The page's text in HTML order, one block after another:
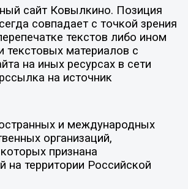
сайт Ковылкино. Позиция
совпадает с точкой зрения
текстов либо ином
текстовых материалов с
на иных ресурсах в сети
на источник
и международных
организаций,
признана
на территории Российской